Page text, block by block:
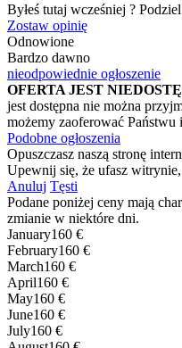
Byłeś tutaj wcześniej ?
Zostaw opinię
Odnowione
Bardzo dawno
nieodpowiednie ogłoszenie
OFERTA JEST
jest dostępna nie można
możemy zaoferować
Podobne ogłoszenia
Opuszczasz naszą stronę
Upewnij się, że ufasz
Anuluj Tęsti
Podane poniżej ceny mają
zmianie w niektóre dni.
January160 €
February160 €
March160 €
April160 €
May160 €
June160 €
July160 €